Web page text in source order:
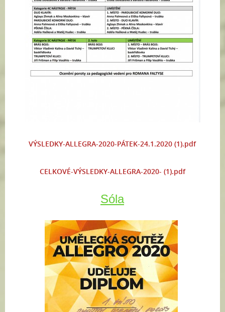
VÝSLEDKY-ALLEGRA-2020-PÁTEK-24.1.2020 (1).pdf
CELKOVÉ-VÝSLEDKY-ALLEGRA-2020- (1).pdf
Sóla